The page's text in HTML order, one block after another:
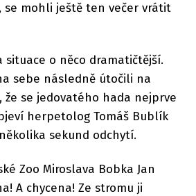
se mohli ještě ten večer vrátit
o něco dramatičtější.
sebe následně útočili na
se jedovatého hada nejprve
herpetolog Tomáš Bublík
sekund odchytí.
Zoo Miroslava Bobka Jan
A chycena! Ze stromu ji